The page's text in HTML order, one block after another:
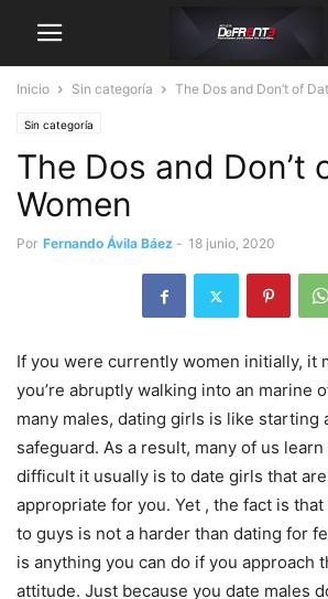
Inicio Sin categoría The Dos and Don’t of
Sin categoría
The Dos and Don’t
Women
Por Fernando Ávila Báez - 18 junio, 2020
If you were currently women initially, it
you’re abruptly walking into an marine
many males, dating girls is like starting
safeguard. As a result, many of us
difficult it usually is to date girls that
appropriate for you. Yet , the fact is
to guys is not a harder than dating for
is anything you can do if you approach
attitude. Just because you date males